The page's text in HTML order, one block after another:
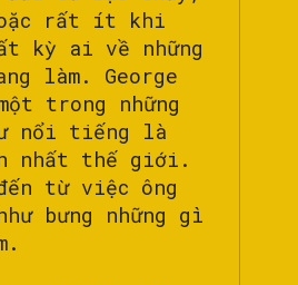
rất ít khi
kỳ ai về những
làm. George
trong những
nổi tiếng là
nhất thế giới.
từ việc ông
bưng những gì